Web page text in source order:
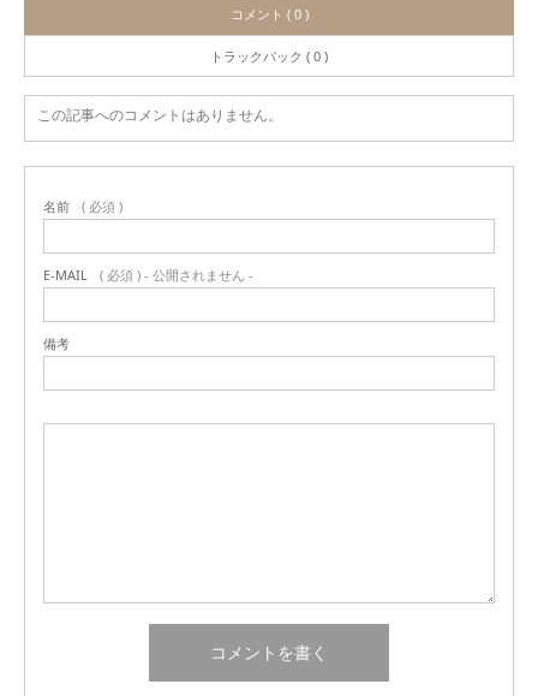
コメント ( 0 )
トラックバック ( 0 )
この記事へのコメントはありません。
名前 ( 必須 )
E-MAIL ( 必須 ) - 公開されません -
備考